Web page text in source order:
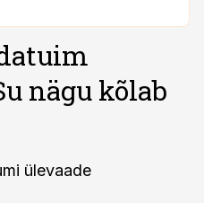
nägu kõlab
ülevaade